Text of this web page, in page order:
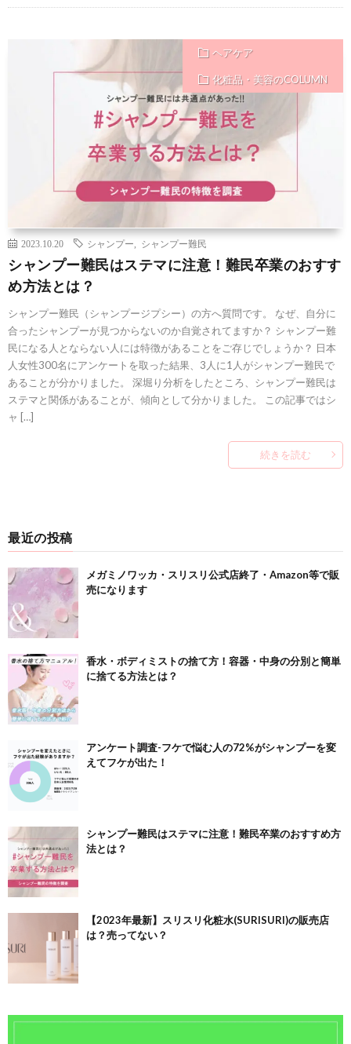
ヘアケア
化粧品・美容のCOLUMN
2023.10.20 シャンプー シャンプー難民
シャンプー難民はステマに注意！難民卒業のおすす
め方法とは？
シャンプー難民（シャンプージプシー）の方へ質問です。 なぜ、自分に
合ったシャンプーが見つからないのか自覚されてますか？ シャンプー難
民になる人とならない人には特徴があることをご存じでしょうか？ 日本
人女性300名にアンケートを取った結果、3人に1人がシャンプー難民で
あることが分かりました。 深堀り分析をしたところ、シャンプー難民は
ステマと関係があることが、傾向として分かりました。 この記事ではシ
ャ […]
続きを読む
最近の投稿
メガミノワッカ・スリスリ公式店終了・Amazon等で販
売になります
香水・ボディミストの捨て方！容器・中身の分別と簡単
に捨てる方法とは？
アンケート調査-フケで悩む人の72%がシャンプーを変
えてフケが出た！
シャンプー難民はステマに注意！難民卒業のおすすめ方
法とは？
【2023年最新】スリスリ化粧水(SURISURI)の販売店
は？売ってない？